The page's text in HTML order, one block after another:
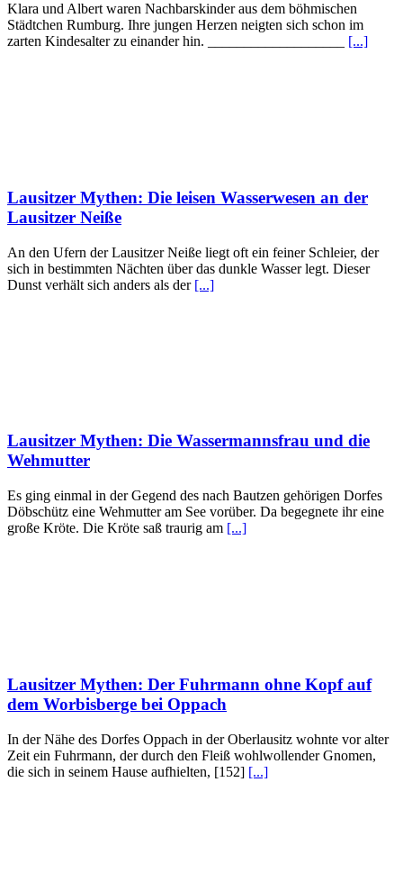
Klara und Albert waren Nachbarskinder aus dem böhmischen
Städtchen Rumburg. Ihre jungen Herzen neigten sich schon im
zarten Kindesalter zu einander hin. ___________________ [...]
Lausitzer Mythen: Die leisen Wasserwesen an der
Lausitzer Neiße
An den Ufern der Lausitzer Neiße liegt oft ein feiner Schleier, der
sich in bestimmten Nächten über das dunkle Wasser legt. Dieser
Dunst verhält sich anders als der [...]
Lausitzer Mythen: Die Wassermannsfrau und die
Wehmutter
Es ging einmal in der Gegend des nach Bautzen gehörigen Dorfes
Döbschütz eine Wehmutter am See vorüber. Da begegnete ihr eine
große Kröte. Die Kröte saß traurig am [...]
Lausitzer Mythen: Der Fuhrmann ohne Kopf auf
dem Worbisberge bei Oppach
In der Nähe des Dorfes Oppach in der Oberlausitz wohnte vor alter
Zeit ein Fuhrmann, der durch den Fleiß wohlwollender Gnomen,
die sich in seinem Hause aufhielten, [152] [...]